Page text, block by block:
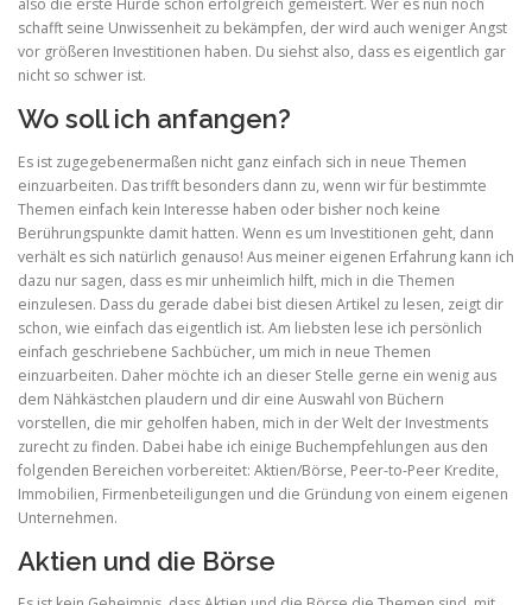
also die erste Hürde schon erfolgreich gemeistert. Wer es nun noch
schafft seine Unwissenheit zu bekämpfen, der wird auch weniger Angst
vor größeren Investitionen haben. Du siehst also, dass es eigentlich gar
nicht so schwer ist.
Wo soll ich anfangen?
Es ist zugegebenermaßen nicht ganz einfach sich in neue Themen
einzuarbeiten. Das trifft besonders dann zu, wenn wir für bestimmte
Themen einfach kein Interesse haben oder bisher noch keine
Berührungspunkte damit hatten. Wenn es um Investitionen geht, dann
verhält es sich natürlich genauso! Aus meiner eigenen Erfahrung kann ich
dazu nur sagen, dass es mir unheimlich hilft, mich in die Themen
einzulesen. Dass du gerade dabei bist diesen Artikel zu lesen, zeigt dir
schon, wie einfach das eigentlich ist. Am liebsten lese ich persönlich
einfach geschriebene Sachbücher, um mich in neue Themen
einzuarbeiten. Daher möchte ich an dieser Stelle gerne ein wenig aus
dem Nähkästchen plaudern und dir eine Auswahl von Büchern
vorstellen, die mir geholfen haben, mich in der Welt der Investments
zurecht zu finden. Dabei habe ich einige Buchempfehlungen aus den
folgenden Bereichen vorbereitet: Aktien/Börse, Peer-to-Peer Kredite,
Immobilien, Firmenbeteiligungen und die Gründung von einem eigenen
Unternehmen.
Aktien und die Börse